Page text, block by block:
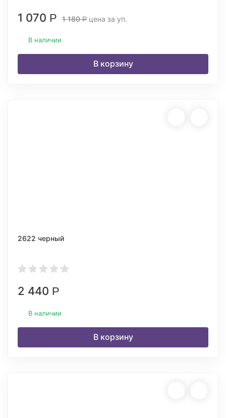
1 070 Р 1 180Р цена за уп.
В наличии
В корзину
2622 черный
2 440 Р
В наличии
В корзину